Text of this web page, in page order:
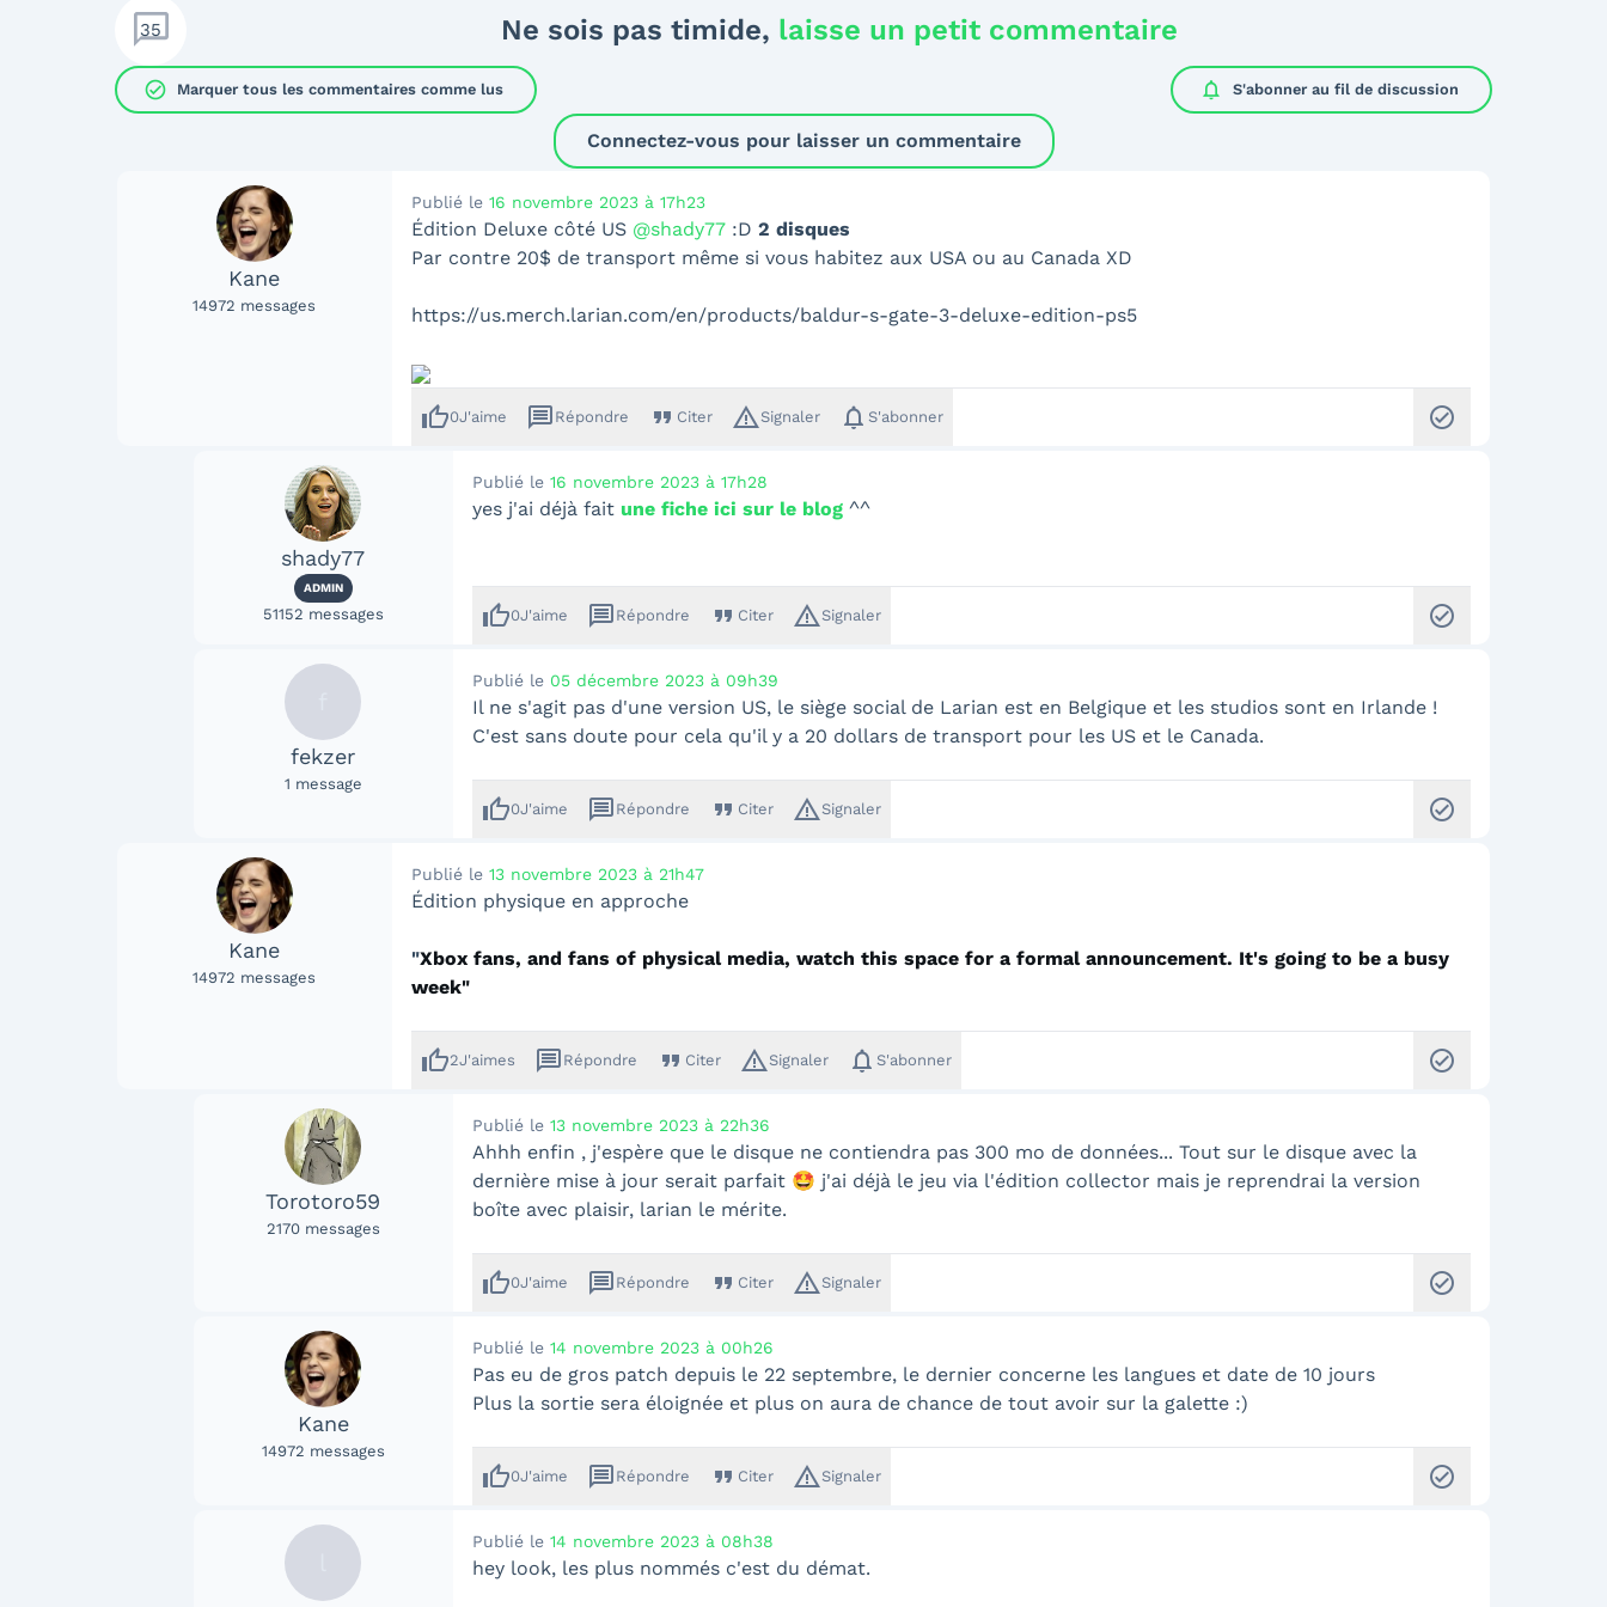
35 Ne sois pas timide, laisse un petit commentaire
check_circle Marquer tous les commentaires comme lus notifications S'abonner au fil de discussion
Connectez-vous pour laisser un commentaire
Kane
14972 messages
Publié le 16 novembre 2023 à 17h23
Édition Deluxe côté US @shady77:D 2 disques
Par contre 20$ de transport même si vous habitez aux USA ou au Canada XD
https://us.merch.larian.com/en/products/baldur-s-gate-3-deluxe-edition-ps5
thumb_up0J'aime message Répondre format_quote Citer warning_amberSignaler notifications S'abonner check_circle
shady77
ADMIN
51152 messages
Publié le 16 novembre 2023 à 17h28
yes j'ai déjà fait une fiche ici sur le blog ^^
thumb_up0J'aime message Répondre format_quote Citer warning_amberSignaler check_circle
fekzer
1 message
Publié le 05 décembre 2023 à 09h39
Il ne s'agit pas d'une version US, le siège social de Larian est en Belgique et les studios sont en Irlande !
C'est sans doute pour cela qu'il y a 20 dollars de transport pour les US et le Canada.
thumb_up0J'aime message Répondre format_quote Citer warning_amberSignaler check_circle
Kane
14972 messages
Publié le 13 novembre 2023 à 21h47
Édition physique en approche
"Xbox fans, and fans of physical media, watch this space for a formal announcement. It's going to be a busy
week"
thumb_up2J'aimes message Répondre format_quote Citer warning_amberSignaler notifications S'abonner check_circle
Torotoro59
2170 messages
Publié le 13 novembre 2023 à 22h36
Ahhh enfin , j'espère que le disque ne contiendra pas 300 mo de données... Tout sur le disque avec la
dernière mise à jour serait parfait 🤩 j'ai déjà le jeu via l'édition collector mais je reprendrai la version
boîte avec plaisir, larian le mérite.
thumb_up0J'aime message Répondre format_quote Citer warning_amberSignaler check_circle
Kane
14972 messages
Publié le 14 novembre 2023 à 00h26
Pas eu de gros patch depuis le 22 septembre, le dernier concerne les langues et date de 10 jours
Plus la sortie sera éloignée et plus on aura de chance de tout avoir sur la galette :)
thumb_up0J'aime message Répondre format_quote Citer warning_amberSignaler check_circle
Publié le 14 novembre 2023 à 08h38
hey look, les plus nommés c'est du démat.